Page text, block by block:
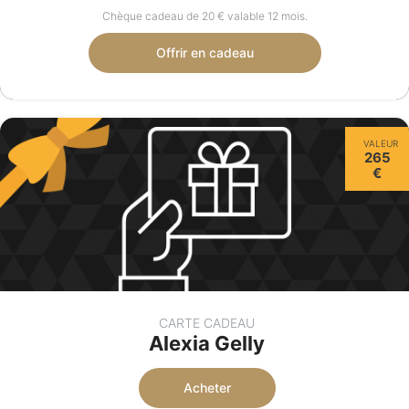
Chèque cadeau de 20 € valable 12 mois.
Offrir en cadeau
VALEUR
265
€
CARTE CADEAU
Alexia Gelly
Acheter